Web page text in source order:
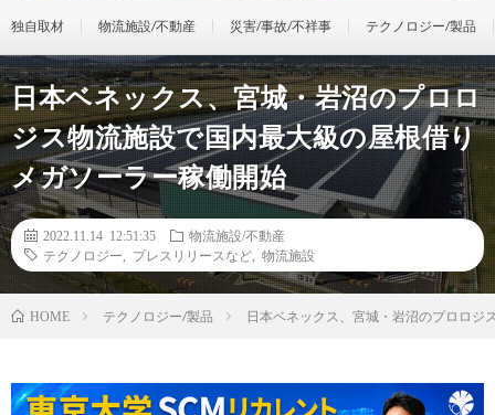
独自取材 物流施設/不動産 災害/事故/不祥事 テクノロジー/製品
日本ベネックス、宮城・岩沼のプロロ
ジス物流施設で国内最大級の屋根借り
メガソーラー稼働開始
2022.11.14 12:51:35
物流施設/不動産
テクノロジー
プレスリリースなど 物流施設
HOME テクノロジー/製品 日本ベネックス、宮城・岩沼のプロロジ